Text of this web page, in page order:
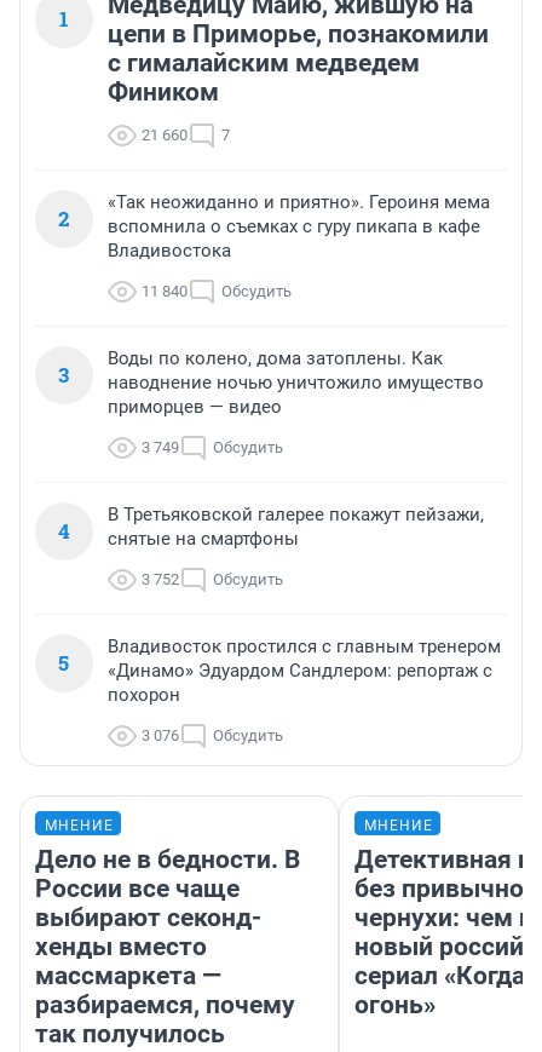
1
цепи в Приморье, познакомили
с гималайским медведем
Фиником
21 660 7
2
«Так неожиданно и приятно». Героиня мема
вспомнила о съемках с гуру пикапа в кафе
Владивостока
11 840 Обсудить
3
Воды по колено, дома затоплены. Как
наводнение ночью уничтожило имущество
приморцев — видео
3 749 Обсудить
4
В Третьяковской галерее покажут пейзажи,
снятые на смартфоны
3 752 Обсудить
5
Владивосток простился с главным тренером
«Динамо» Эдуардом Сандлером: репортаж с
похорон
3 076 Обсудить
МНЕНИЕ
Дело не в бедности. В
России все чаще
выбирают секонд-
хенды вместо
массмаркета —
разбираемся, почему
так получилось
МНЕНИЕ
Детективная
без привычной
чернухи: чем
новый
сериал «Когда
огонь»